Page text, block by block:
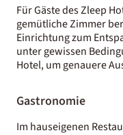
Für Gäste des Zleep
gemütliche Zimmer
Einrichtung zum
unter gewissen
Hotel, um genauere
Gastronomie
Im hauseigenen